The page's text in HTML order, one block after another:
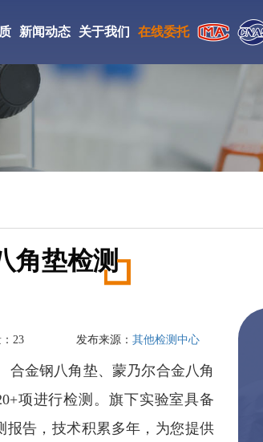
热材料检测 丙烯酸酯胶粘剂检测
充油检测
抑制剂检测
阳离子表面活性剂检
机构
书
企业
新闻动态
检测仪器
检测案例
关于我们
实验室环境
在线委托
角垫检测
23 发布来源： 其他检测中心
合金钢八角垫、蒙乃尔合金八角
项进行检测。旗下实验室具备
报告，技术积累多年，为您提供